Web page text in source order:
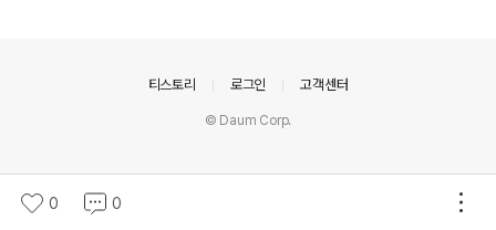
0 0
티스토리 로그인 고객센터
© Daum Corp.